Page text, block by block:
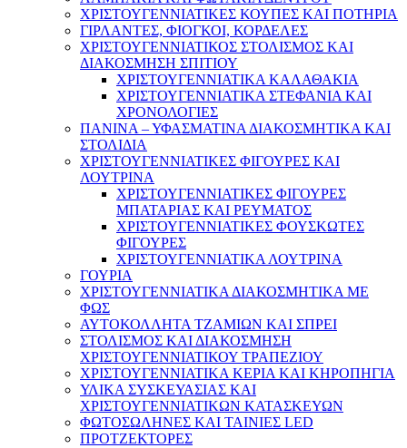
ΧΡΙΣΤΟΥΓΕΝΝΙΑΤΙΚΕΣ ΚΟΥΠΕΣ ΚΑΙ ΠΟΤΗΡΙΑ
ΓΙΡΛΑΝΤΕΣ, ΦΙΟΓΚΟΙ, ΚΟΡΔΕΛΕΣ
ΧΡΙΣΤΟΥΓΕΝΝΙΑΤΙΚΟΣ ΣΤΟΛΙΣΜΟΣ ΚΑΙ
ΔΙΑΚΟΣΜΗΣΗ ΣΠΙΤΙΟΥ
ΧΡΙΣΤΟΥΓΕΝΝΙΑΤΙΚΑ ΚΑΛΑΘΑΚΙΑ
ΧΡΙΣΤΟΥΓΕΝΝΙΑΤΙΚΑ ΣΤΕΦΑΝΙΑ ΚΑΙ
ΧΡΟΝΟΛΟΓΙΕΣ
ΠΑΝΙΝΑ – ΥΦΑΣΜΑΤΙΝΑ ΔΙΑΚΟΣΜΗΤΙΚΑ ΚΑΙ
ΣΤΟΛΙΔΙΑ
ΧΡΙΣΤΟΥΓΕΝΝΙΑΤΙΚΕΣ ΦΙΓΟΥΡΕΣ ΚΑΙ
ΛΟΥΤΡΙΝΑ
ΧΡΙΣΤΟΥΓΕΝΝΙΑΤΙΚΕΣ ΦΙΓΟΥΡΕΣ
ΜΠΑΤΑΡΙΑΣ ΚΑΙ ΡΕΥΜΑΤΟΣ
ΧΡΙΣΤΟΥΓΕΝΝΙΑΤΙΚΕΣ ΦΟΥΣΚΩΤΕΣ
ΦΙΓΟΥΡΕΣ
ΧΡΙΣΤΟΥΓΕΝΝΙΑΤΙΚΑ ΛΟΥΤΡΙΝΑ
ΓΟΥΡΙΑ
ΧΡΙΣΤΟΥΓΕΝΝΙΑΤΙΚΑ ΔΙΑΚΟΣΜΗΤΙΚΑ ΜΕ
ΦΩΣ
ΑΥΤΟΚΟΛΛΗΤΑ ΤΖΑΜΙΩΝ ΚΑΙ ΣΠΡΕΙ
ΣΤΟΛΙΣΜΟΣ ΚΑΙ ΔΙΑΚΟΣΜΗΣΗ
ΧΡΙΣΤΟΥΓΕΝΝΙΑΤΙΚΟΥ ΤΡΑΠΕΖΙΟΥ
ΧΡΙΣΤΟΥΓΕΝΝΙΑΤΙΚΑ ΚΕΡΙΑ ΚΑΙ ΚΗΡΟΠΗΓΙΑ
ΥΛΙΚΑ ΣΥΣΚΕΥΑΣΙΑΣ ΚΑΙ
ΧΡΙΣΤΟΥΓΕΝΝΙΑΤΙΚΩΝ ΚΑΤΑΣΚΕΥΩΝ
ΦΩΤΟΣΩΛΗΝΕΣ ΚΑΙ ΤΑΙΝΙΕΣ LED
ΠΡΟΤΖΕΚΤΟΡΕΣ